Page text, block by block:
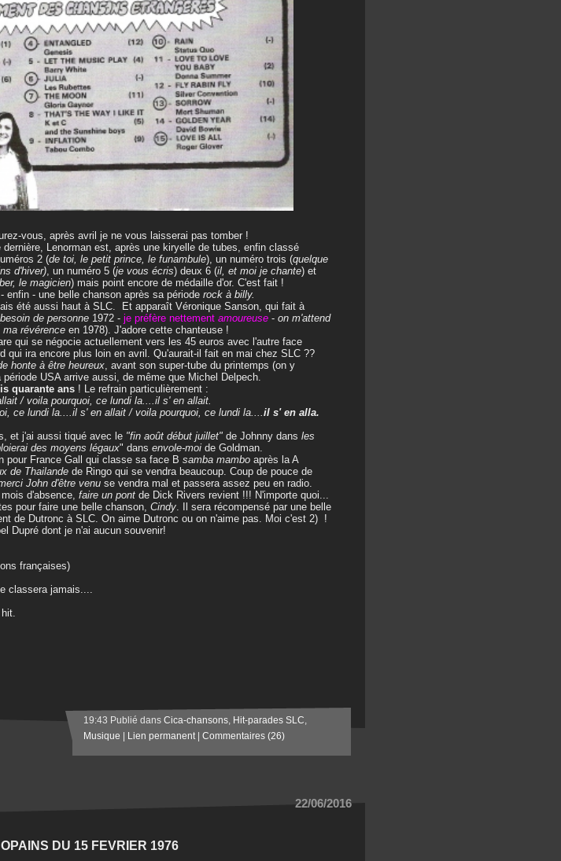
vous, après avril je ne vous laisserai pas tomber !
Lenorman est, après une kiryelle de tubes, enfin classé
2 (de toi, le petit prince, le funambule), un numéro trois (quelque
d'hiver) , un numéro 5 (je vous écris) deux 6 (il, et moi je chante) et
le magicien) mais point encore de médaille d'or. C'est fait !
enfin - une belle chanson après sa période rock à billy.
été aussi haut à SLC. Et apparaît Véronique Sanson, qui fait à
besoin de personne 1972 - je préfère nettement amoureuse - on m'attend
ma révérence en 1978). J'adore cette chanteuse !
qui se négocie actuellement vers les 45 euros avec l'autre face
qui ira encore plus loin en avril. Qu'aurait-il fait en mai chez SLC ??
honte à être heureux , avant son super-tube du printemps (on y
USA arrive aussi, de même que Michel Delpech.
quarante ans ! Le refrain particulièrement :
/ voila pourquoi, ce lundi la....il s' en allait.
ce lundi la....il s' en allait / voila pourquoi, ce lundi la.... il s' en alla.
et j'ai aussi tiqué avec le "fin août début juillet" de Johnny dans les
des moyens légaux" dans envole-moi de Goldman.
pour France Gall qui classe sa face B samba mambo après la A
de Thailande de Ringo qui se vendra beaucoup. Coup de pouce de
John d'être venu se vendra mal et passera assez peu en radio.
d'absence, faire un pont de Dick Rivers revient !!! N'importe quoi...
pour faire une belle chanson, Cindy . Il sera récompensé par une belle
de Dutronc à SLC. On aime Dutronc ou on n'aime pas. Moi c'est 2) !
Dupré dont je n'ai aucun souvenir!
françaises)
classera jamais....
19:43 Publié dans Cica-chansons, Hit-parades SLC,
Musique | Lien permanent| Commentaires (26)
22/06/2016
DU 15 FEVRIER 1976